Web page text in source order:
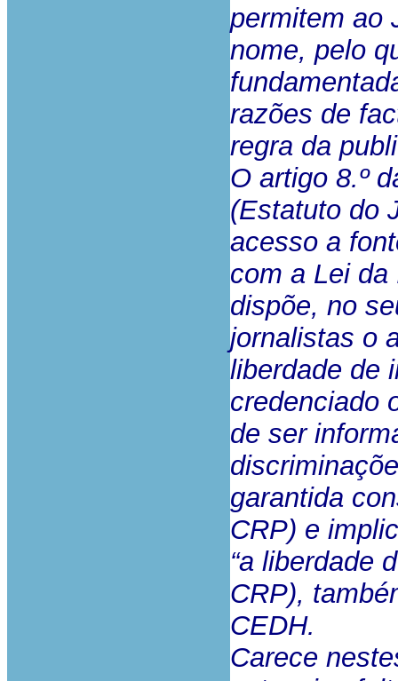
permitem ao
nome, pelo
razões de
regra da
O artigo 8.º
(Estatuto do
acesso a
com a Lei da
dispõe, no
jornalistas o
liberdade de
credenciado
de ser
garantida
CRP) e
“a liberdade
CRP),
CEDH.
Carece